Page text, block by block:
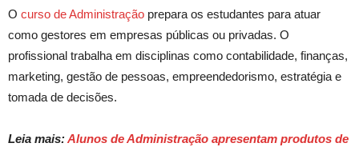
O curso de Administração prepara os estudantes para atuar
como gestores em empresas públicas ou privadas. O
profissional trabalha em disciplinas como contabilidade, finanças,
marketing, gestão de pessoas, empreendedorismo, estratégia e
tomada de decisões.
Leia mais:Alunos de Administração apresentam produtos de